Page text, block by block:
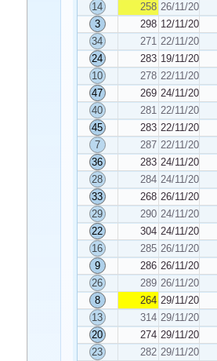
14
258 26/11/2025
3
298 12/11/2025
34
271 22/11/2025
24
283 19/11/2025
10
278 22/11/2025
47
269 24/11/2025
40
281 22/11/2025
45
283 22/11/2025
7
287 22/11/2025
36
283 24/11/2025
28
284 24/11/2025
33
268 26/11/2025
29
290 24/11/2025
22
304 24/11/2025
16
285 26/11/2025
9
286 26/11/2025
26
289 26/11/2025
8
264 29/11/2025
13
314 29/11/2025
20
274 29/11/2025
23
282 29/11/2025